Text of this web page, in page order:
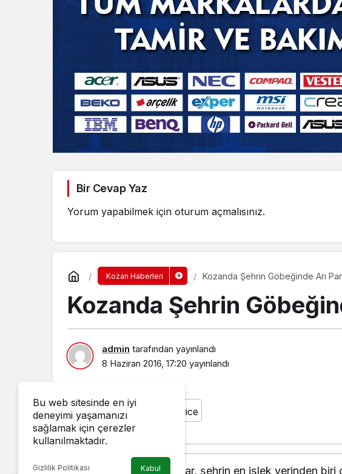
Bir Cevap Yaz
Yorum yapabilmek için oturum açmalısınız.
Kozan Haberleri Kozanda Şehrin Göbeğinde Arı
Kozanda Şehrin
admin tarafından yayınlandı
8 Haziran 2016, 17:20 yayınlandı
Kozanda oğul veren arılar, şehrin en işlek yerinden
Bu web sitesinde en iyi
deneyimi yaşamanızı
sağlamak için çerezler
kullanılmaktadır.
Gizlilik Politikası Kabul